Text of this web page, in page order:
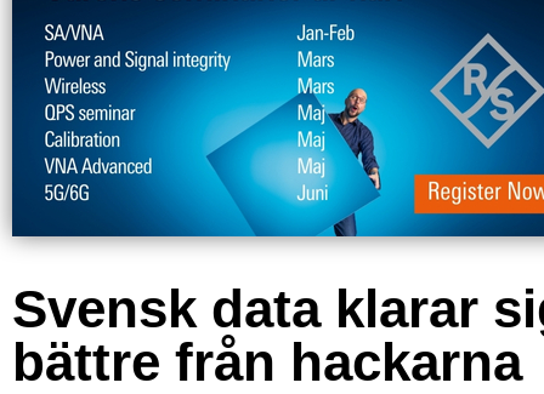
Svensk data klarar
bättre från hackarna